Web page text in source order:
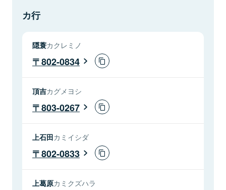
カ行
隠蓑カクレミノ
802-0834
頂吉カグメヨシ
803-0267
上石田カミイシダ
802-0833
上葛原カミクズハラ